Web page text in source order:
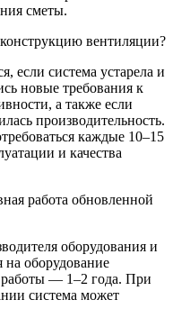
сметы.
вентиляции?
если система устарела и
новые требования к
а также если
производительность.
каждые 10–15
и качества
работа обновленной
оборудования и
на оборудование
работы — 1–2 года. При
система может